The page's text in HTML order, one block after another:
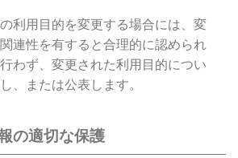
利用目的を変更する場合には、変
連性を有すると合理的に認められ
わず、変更された利用目的につい
、または公表します。
の適切な保護